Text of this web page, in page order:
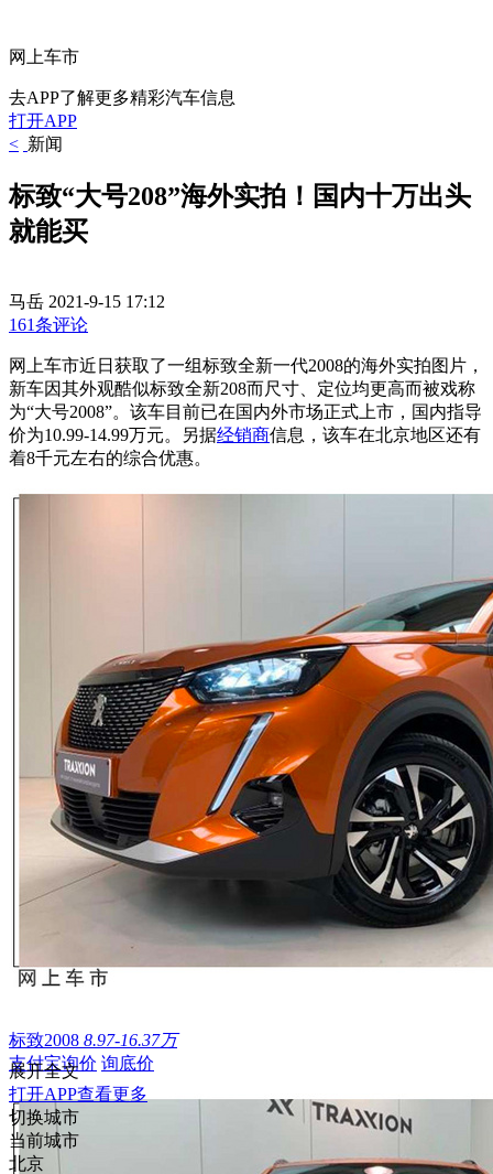
网上车市
去APP了解更多精彩汽车信息
打开APP
< 新闻
标致“大号208”海外实拍！国内十万出头
就能买
马岳 2021-9-15 17:12
161条评论
网上车市近日获取了一组标致全新一代2008的海外实拍图片，
新车因其外观酷似标致全新208而尺寸、定位均更高而被戏称
为“大号2008”。该车目前已在国内外市场正式上市，国内指导
价为10.99-14.99万元。另据经销商信息，该车在北京地区还有
着8千元左右的综合优惠。
标致2008 8.97-16.37万
支付宝询价 询底价
展开全文
打开APP查看更多
切换城市
当前城市
北京